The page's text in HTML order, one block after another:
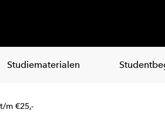
Studiematerialen
m €25,-